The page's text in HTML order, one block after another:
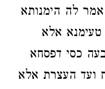
אמר לה הימנותא
אלא
כסי דפסחא
ועד העצרת אלא